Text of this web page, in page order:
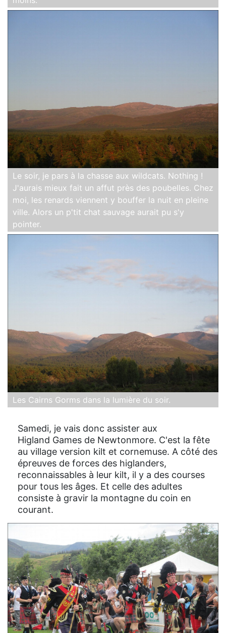
Le soir, je pars à la chasse aux wildcats. Nothing !
J'aurais mieux fait un affut près des poubelles. Chez
moi, les renards viennent y bouffer la nuit en pleine
ville. Alors un p'tit chat sauvage aurait pu s'y
pointer.
Les Cairns Gorms dans la lumière du soir.
Samedi, je vais donc assister aux
Higland Games de Newtonmore. C'est la fête
au village version kilt et cornemuse. A côté des
épreuves de forces des higlanders,
reconnaissables à leur kilt, il y a des courses
pour tous les âges. Et celle des adultes
consiste à gravir la montagne du coin en
courant.